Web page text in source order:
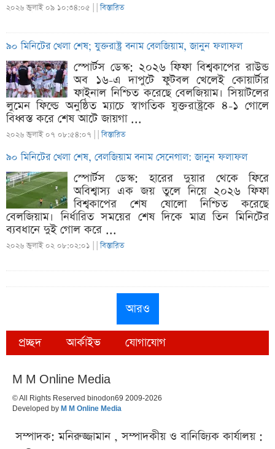
২০২৬ জুলাই ০৯ ১০:৩৪:০৫ | |বিস্তারিত
৯০ মিনিটের খেলা শেষ; যুক্তরাষ্ট্র বনাম বেলজিয়াম, জানুন ফলাফল
স্পোর্টস ডেস্ক: ২০২৬ ফিফা বিশ্বকাপের রাউন্ড
অব ১৬-এ দাপুটে ফুটবল খেলেই কোয়ার্টার
ফাইনাল নিশ্চিত করেছে বেলজিয়াম। সিয়াটলের
লুমেন ফিল্ডে অনুষ্ঠিত ম্যাচে স্বাগতিক যুক্তরাষ্ট্রকে ৪-১ গোলে
বিধ্বস্ত করে শেষ আটে জায়গা ...
২০২৬ জুলাই ০৭ ০৮:৫৪:০৭ | |বিস্তারিত
৯০ মিনিটের খেলা শেষ, বেলজিয়াম বনাম সেনেগাল: জানুন ফলাফল
স্পোর্টস ডেস্ক: হারের দুয়ার থেকে ফিরে
অবিশ্বাস্য এক জয় তুলে নিয়ে ২০২৬ ফিফা
বিশ্বকাপের শেষ ষোলো নিশ্চিত করেছে
বেলজিয়াম। নির্ধারিত সময়ের শেষ দিকে মাত্র তিন মিনিটের
ব্যবধানে দুই গোল করে ...
২০২৬ জুলাই ০২ ০৮:০২:০১ | |বিস্তারিত
আরও
প্রচ্ছদ আর্কাইভ যোগাযোগ
M M Online Media
© All Rights Reserved binodon69 2009-2026
Developed by M M Online Media
সম্পাদক: মনিরুজ্জামান , সম্পাদকীয় ও বানিজ্যিক কার্যালয় :